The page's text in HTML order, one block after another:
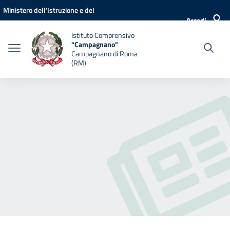
Vai ai contenuti
Vai al menu di navigazione
Vai al footer
Ministero dell'Istruzione e del
Accedi
Istituto Comprensivo
"Campagnano"
Campagnano di Roma
(RM)